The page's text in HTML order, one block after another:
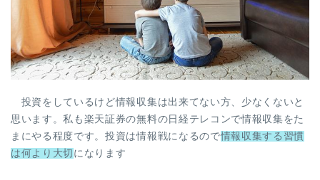
投資をしているけど情報収集は出来てない方、少なくないと
思います。私も楽天証券の無料の日経テレコンで情報収集をた
まにやる程度です。投資は情報戦になるので情報収集する習慣
は何より大切 になります